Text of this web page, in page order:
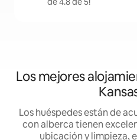
Los mejores
Los huéspedes están de
con alberca tienen
ubicación y limpieza,